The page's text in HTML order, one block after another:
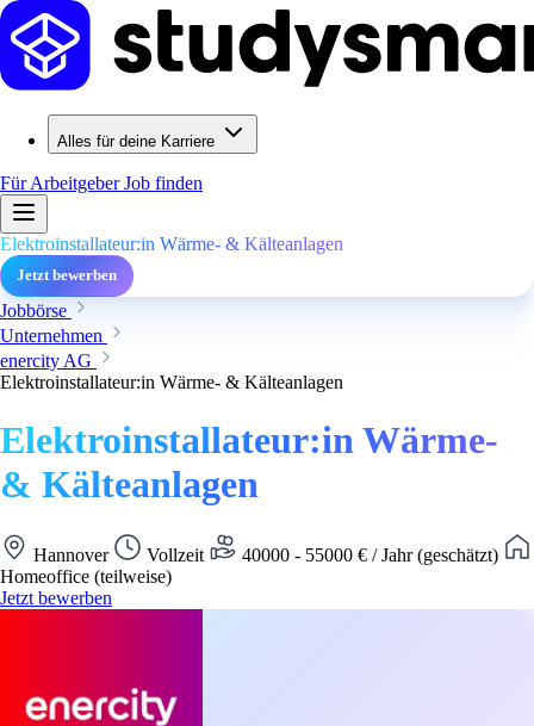
Alles für deine Karriere
Für ArbeitgeberJob finden
Elektroinstallateur:in Wärme- & Kälteanlagen
Jetzt bewerben
Jobbörse
Unternehmen
enercity AG
Elektroinstallateur:in Wärme- & Kälteanlagen
Elektroinstallateur:in Wärme-
& Kälteanlagen
Hannover Vollzeit
40000 - 55000 € / Jahr (geschätzt)
Homeoffice (teilweise)
Jetzt bewerben